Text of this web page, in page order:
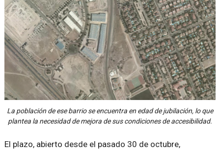
La población de ese barrio se encuentra en edad de jubilación, lo que
plantea la necesidad de mejora de sus condiciones de accesibilidad.
El plazo, abierto desde el pasado 30 de octubre,